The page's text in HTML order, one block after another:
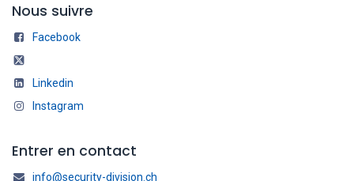
Nous suivre
Facebook
Linkedin
Instagram
Entrer en contact
info@security-division.ch